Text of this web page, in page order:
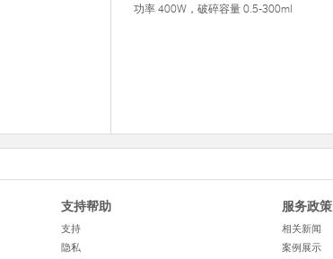
功率 400W，破碎容量 0.5-300ml
支持帮助
支持
隐私
服务政策
相关新闻
案例展示